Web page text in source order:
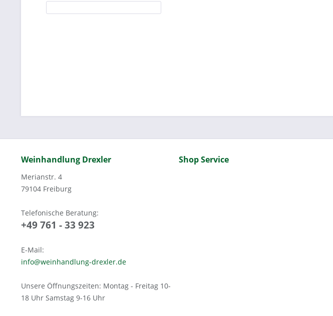
Weinhandlung Drexler
Merianstr. 4
79104 Freiburg
Telefonische Beratung:
+49 761 - 33 923
E-Mail:
info@weinhandlung-drexler.de
Unsere Öffnungszeiten: Montag - Freitag 10-
18 Uhr Samstag 9-16 Uhr
Shop Service